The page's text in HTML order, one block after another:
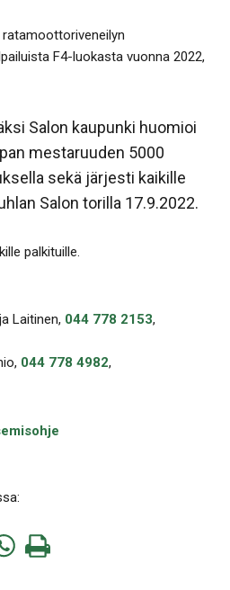
F4-luokasta vuonna 2022,
Salon kaupunki huomioi
mestaruuden 5000
sekä järjesti kaikille
Salon torilla 17.9.2022.
palkituille.
Laitinen, 044 778 2153,
044 778 4982,
Tulosta